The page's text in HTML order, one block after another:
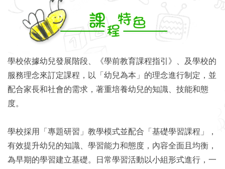
學校依據幼兒發展階段、《學前教育課程指引》、及學校的
服務理念來訂定課程，以「幼兒為本」的理念進行制定，並
配合家長和社會的需求，著重培養幼兒的知識、技能和態
度。
學校採用「專題研習」教學模式並配合「基礎學習課程」，
有效提升幼兒的知識、學習能力和態度，內容全面且均衡，
為早期的學習建立基礎。日常學習活動以小組形式進行，一